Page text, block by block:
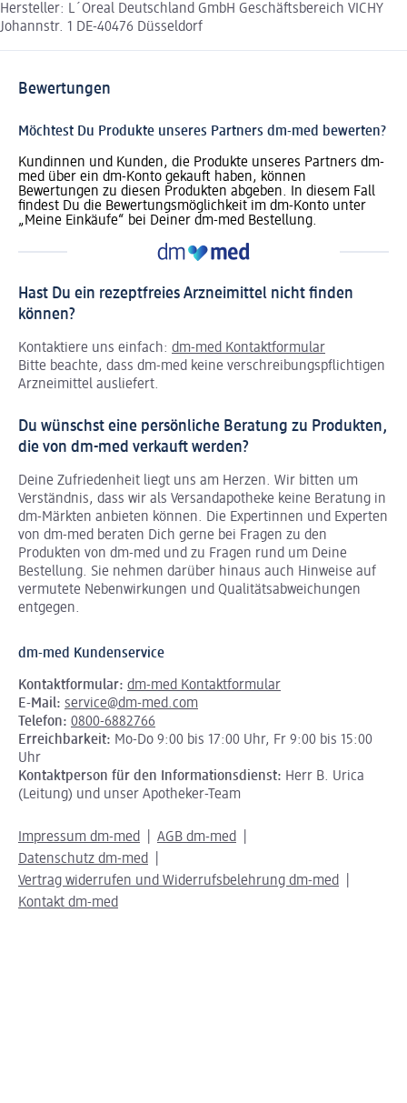
Hersteller: L´Oreal Deutschland GmbH Geschäftsbereich VICHY
Johannstr. 1 DE-40476 Düsseldorf
Bewertungen
Möchtest Du Produkte unseres Partners dm-med bewerten?
Kundinnen und Kunden, die Produkte unseres Partners dm-
med über ein dm-Konto gekauft haben, können
Bewertungen zu diesen Produkten abgeben. In diesem Fall
findest Du die Bewertungsmöglichkeit im dm-Konto unter
„Meine Einkäufe“ bei Deiner dm-med Bestellung.
Hast Du ein rezeptfreies Arzneimittel nicht finden
können?
Kontaktiere uns einfach: dm-med Kontaktformular
Bitte beachte, dass dm-med keine verschreibungspflichtigen
Arzneimittel ausliefert.
Du wünschst eine persönliche Beratung zu Produkten,
die von dm-med verkauft werden?
Deine Zufriedenheit liegt uns am Herzen. Wir bitten um
Verständnis, dass wir als Versandapotheke keine Beratung in
dm-Märkten anbieten können. Die Expertinnen und Experten
von dm-med beraten Dich gerne bei Fragen zu den
Produkten von dm-med und zu Fragen rund um Deine
Bestellung. Sie nehmen darüber hinaus auch Hinweise auf
vermutete Nebenwirkungen und Qualitätsabweichungen
entgegen.
dm-med Kundenservice
Kontaktformular: dm-med Kontaktformular
E-Mail: service@dm-med.com
Telefon: 0800-6882766
Erreichbarkeit: Mo-Do 9:00 bis 17:00 Uhr, Fr 9:00 bis 15:00
Uhr
Kontaktperson für den Informationsdienst: Herr B. Urica
(Leitung) und unser Apotheker-Team
Impressum dm-med
AGB dm-med
Datenschutz dm-med
Vertrag widerrufen und Widerrufsbelehrung dm-med
Kontakt dm-med